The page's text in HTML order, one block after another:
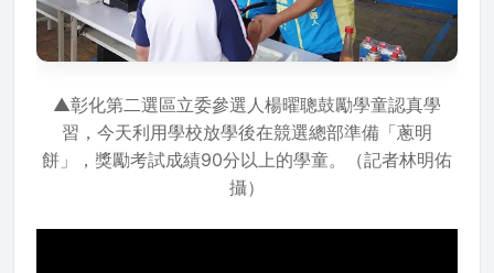
▲彰化第二選區立委參選人楊曜聰鼓勵學童認真學
習，今天利用學校放學後在競選總部準備「蔥明
餅」，獎勵考試成績90分以上的學童。（記者林明佑
攝）